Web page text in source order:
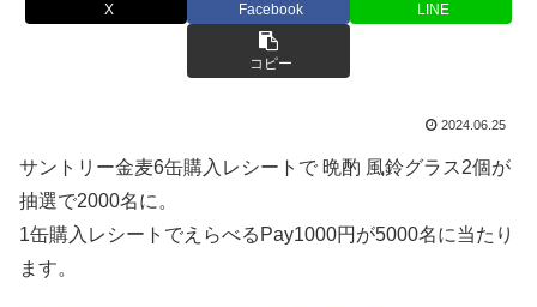
X Facebook LINE
コピー
2024.06.25
サントリー金麦6缶購入レシートで 晩酌 風鈴グラス2個が
抽選で2000名に。
1缶購入レシートでえらべるPay1000円が5000名に当たり
ます。